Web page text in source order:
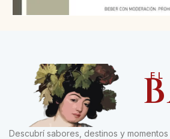
EL
Descubrí sabores, destinos y